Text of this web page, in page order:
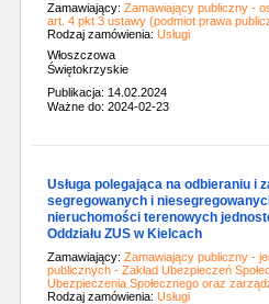
Zamawiający: Zamawiający publiczny -
art. 4 pkt 3 ustawy (podmiot prawa
Rodzaj zamówienia: Usługi
Włoszczowa
Świętokrzyskie
Publikacja: 14.02.2024
Ważne do: 2024-02-23
Usługa polegająca na odbieraniu i
segregowanych i
nieruchomości terenowych
Oddziału ZUS w Kielcach
Zamawiający: Zamawiający publiczny -
publicznych - Zakład Ubezpieczeń
Ubezpieczenia Społecznego oraz
Rodzaj zamówienia: Usługi